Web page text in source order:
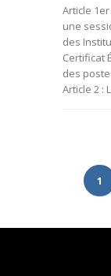
Article
une
des
Certificat
des
Article 2 :
1